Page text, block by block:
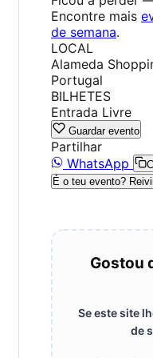
Encontre mais
de semana.
LOCAL
Alameda
Portugal
BILHETES
Entrada Livre
Guardar evento
Partilhar
WhatsApp
É o teu evento?
Gostou
Se este site
de